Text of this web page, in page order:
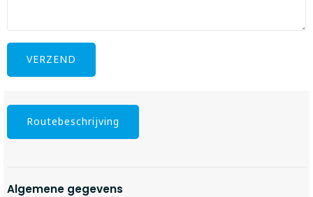
Routebeschrijving
Algemene gegevens